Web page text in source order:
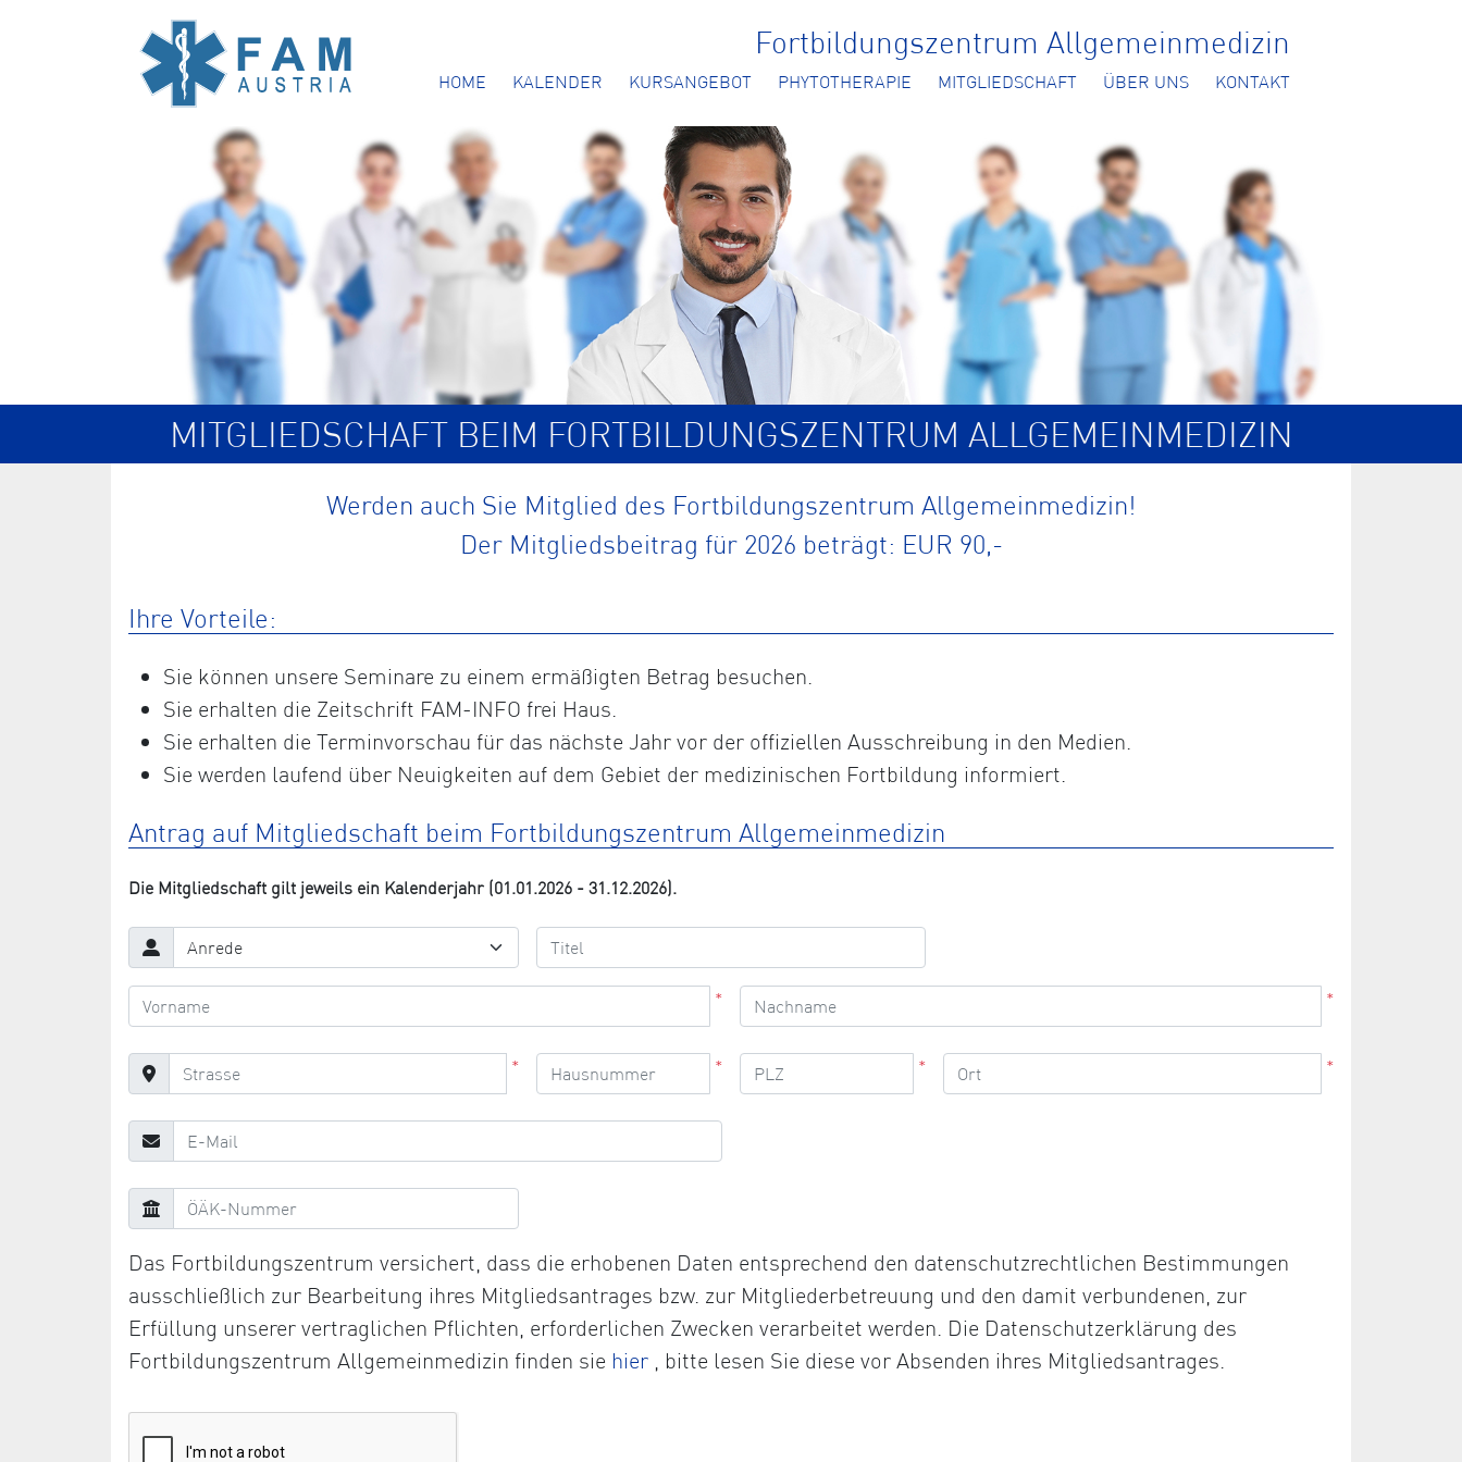
Fortbildungszentrum Allgemeinmedizin
HOME KALENDER KURSANGEBOT PHYTOTHERAPIE MITGLIEDSCHAFT ÜBER UNS KONTAKT
MITGLIEDSCHAFT BEIM FORTBILDUNGSZENTRUM ALLGEMEINMEDIZIN
Werden auch Sie Mitglied des Fortbildungszentrum Allgemeinmedizin!
Der Mitgliedsbeitrag für 2026 beträgt: EUR 90,-
Ihre Vorteile:
Sie können unsere Seminare zu einem ermäßigten Betrag besuchen.
Sie erhalten die Zeitschrift FAM-INFO frei Haus.
Sie erhalten die Terminvorschau für das nächste Jahr vor der offiziellen Ausschreibung in den Medien.
Sie werden laufend über Neuigkeiten auf dem Gebiet der medizinischen Fortbildung informiert.
Antrag auf Mitgliedschaft beim Fortbildungszentrum Allgemeinmedizin
Die Mitgliedschaft gilt jeweils ein Kalenderjahr (01.01.2026 - 31.12.2026).
* *
* * * *
Das Fortbildungszentrum versichert, dass die erhobenen Daten entsprechend den datenschutzrechtlichen Bestimmungen
ausschließlich zur Bearbeitung ihres Mitgliedsantrages bzw. zur Mitgliederbetreuung und den damit verbundenen, zur
Erfüllung unserer vertraglichen Pflichten, erforderlichen Zwecken verarbeitet werden. Die Datenschutzerklärung des
Fortbildungszentrum Allgemeinmedizin finden sie hier
Öffnet
, bitte lesen Sie diese vor Absenden ihres Mitgliedsantrages.